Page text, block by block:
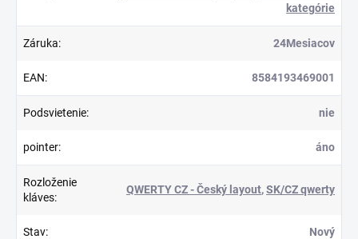
kategórie
Záruka: 24Mesiacov
EAN: 8584193469001
Podsvietenie: nie
pointer: áno
Rozloženie
kláves:
QWERTY CZ - Český layout,SK/CZ qwerty
Stav: Nový